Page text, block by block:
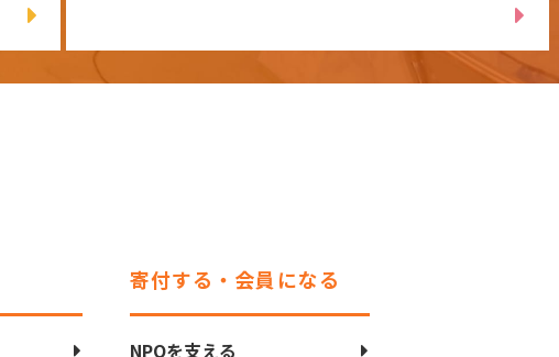
寄付する・会員になる
NPOを支える